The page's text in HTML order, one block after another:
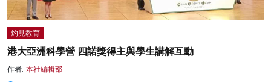
灼見教育
港大亞洲科學營 四諾獎得主與學生講解互動
作者: 本社編輯部